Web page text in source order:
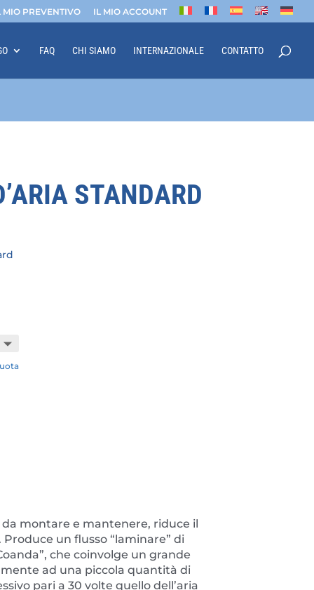
MIO PREVENTIVO IL MIO ACCOUNT
FAQ CHI SIAMO INTERNAZIONALE CONTATTO
STANDARD
montare e mantenere, riduce il
un flusso “laminare” di
che coinvolge un grande
ad una piccola quantità di
pari a 30 volte quello dell’aria